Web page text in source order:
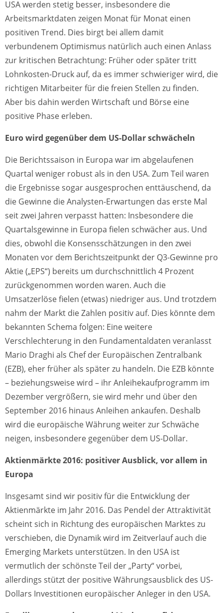
USA werden stetig besser, insbesondere die
Arbeitsmarktdaten zeigen Monat für Monat einen
positiven Trend. Dies birgt bei allem damit
verbundenem Optimismus natürlich auch einen Anlass
zur kritischen Betrachtung: Früher oder später tritt
Lohnkosten-Druck auf, da es immer schwieriger wird, die
richtigen Mitarbeiter für die freien Stellen zu finden.
Aber bis dahin werden Wirtschaft und Börse eine
positive Phase erleben.
Euro wird gegenüber dem US-Dollar schwächeln
Die Berichtssaison in Europa war im abgelaufenen
Quartal weniger robust als in den USA. Zum Teil waren
die Ergebnisse sogar ausgesprochen enttäuschend, da
die Gewinne die Analysten-Erwartungen das erste Mal
seit zwei Jahren verpasst hatten: Insbesondere die
Quartalsgewinne in Europa fielen schwächer aus. Und
dies, obwohl die Konsensschätzungen in den zwei
Monaten vor dem Berichtszeitpunkt der Q3-Gewinne pro
Aktie („EPS“) bereits um durchschnittlich 4 Prozent
zurückgenommen worden waren. Auch die
Umsatzerlöse fielen (etwas) niedriger aus. Und trotzdem
nahm der Markt die Zahlen positiv auf. Dies könnte dem
bekannten Schema folgen: Eine weitere
Verschlechterung in den Fundamentaldaten veranlasst
Mario Draghi als Chef der Europäischen Zentralbank
(EZB), eher früher als später zu handeln. Die EZB könnte
– beziehungsweise wird – ihr Anleihekaufprogramm im
Dezember vergrößern, sie wird mehr und über den
September 2016 hinaus Anleihen ankaufen. Deshalb
wird die europäische Währung weiter zur Schwäche
neigen, insbesondere gegenüber dem US-Dollar.
Aktienmärkte 2016: positiver Ausblick, vor allem in
Europa
Insgesamt sind wir positiv für die Entwicklung der
Aktienmärkte im Jahr 2016. Das Pendel der Attraktivität
scheint sich in Richtung des europäischen Marktes zu
verschieben, die Dynamik wird im Zeitverlauf auch die
Emerging Markets unterstützen. In den USA ist
vermutlich der schönste Teil der „Party“ vorbei,
allerdings stützt der positive Währungsausblick des US-
Dollars Investitionen europäischer Anleger in den USA.